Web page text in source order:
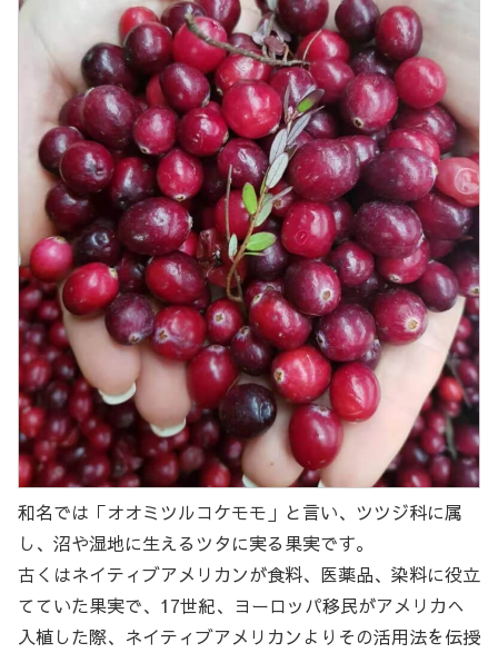
和名では「オオミツルコケモモ」と言い、ツツジ科に属
し、沼や湿地に生えるツタに実る果実です。
古くはネイティブアメリカンが食料、医薬品、染料に役立
てていた果実で、17世紀、ヨーロッパ移民がアメリカへ
入植した際、ネイティブアメリカンよりその活用法を伝授